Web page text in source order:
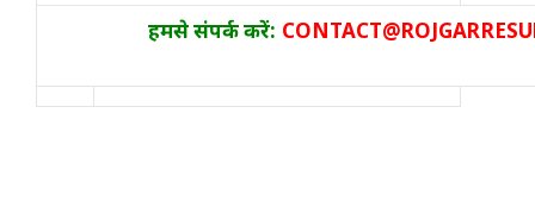
हमसे संपर्क करें: